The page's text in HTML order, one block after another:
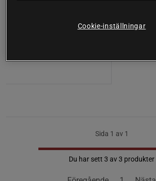
Sida 1 av 1
Du har sett 3 av 3 produkter
Cookie-inställningar